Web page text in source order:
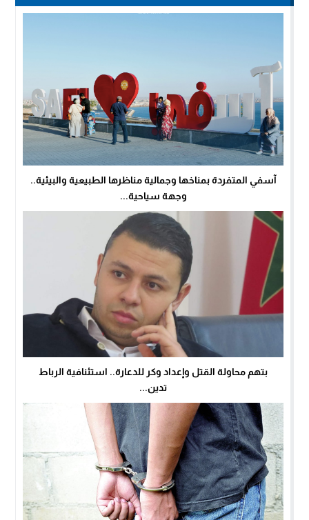
آسفي المتفردة بمناخها وجمالية مناظرها الطبيعية والبيئية..
وجهة سياحية...
بتهم محاولة القتل وإعداد وكر للدعارة.. استئنافية الرباط
تدين...